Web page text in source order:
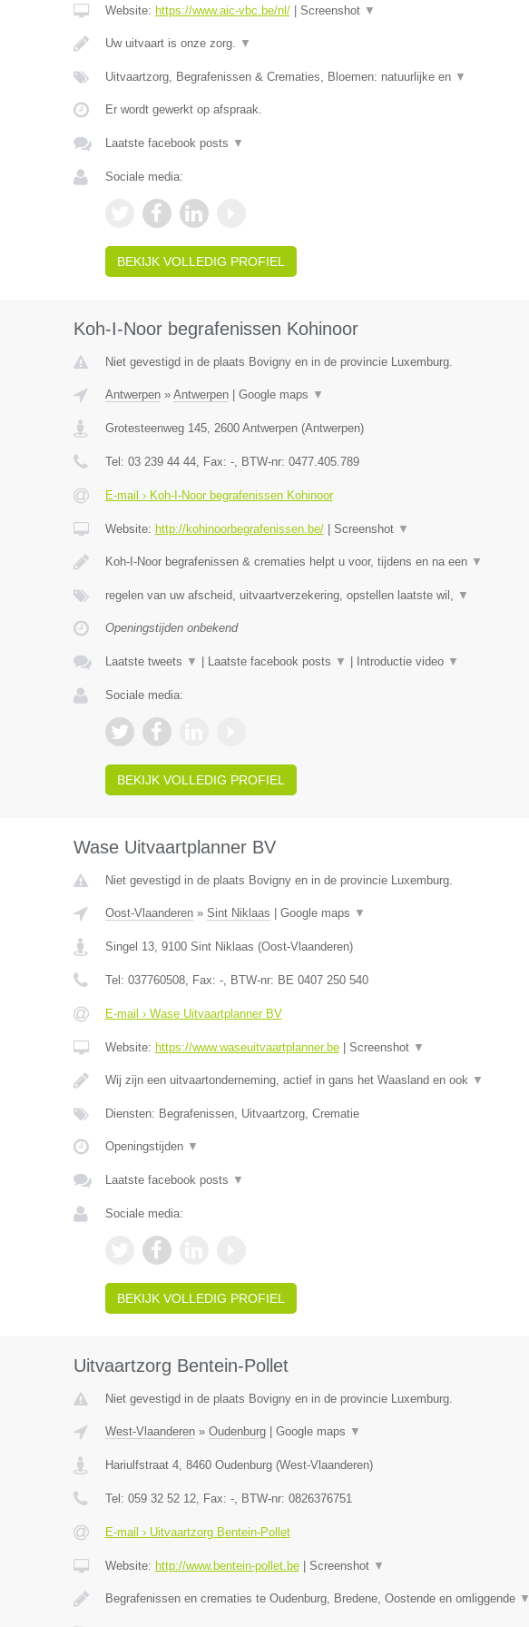
Website: https://www.aic-vbc.be/nl/| Screenshot ▼
Uw uitvaart is onze zorg. ▼
Uitvaartzorg, Begrafenissen & Crematies, Bloemen: natuurlijke en ▼
Er wordt gewerkt op afspraak.
Laatste facebook posts ▼
Sociale media:
BEKIJK VOLLEDIG PROFIEL
Koh-I-Noor begrafenissen Kohinoor
Niet gevestigd in de plaats Bovigny en in de provincie Luxemburg.
Antwerpen» Antwerpen| Google maps ▼
Grotesteenweg 145, 2600 Antwerpen(Antwerpen)
Tel: 03 239 44 44, Fax: -, BTW-nr: 0477.405.789
E-mail › Koh-I-Noor begrafenissen Kohinoor
Website: http://kohinoorbegrafenissen.be/| Screenshot ▼
Koh-I-Noor begrafenissen & crematies helpt u voor, tijdens en na een ▼
regelen van uw afscheid, uitvaartverzekering, opstellen laatste wil, ▼
Openingstijden onbekend
Laatste tweets ▼ Laatste facebook posts ▼ Introductie video ▼
Sociale media:
BEKIJK VOLLEDIG PROFIEL
Wase Uitvaartplanner BV
Niet gevestigd in de plaats Bovigny en in de provincie Luxemburg.
Oost-Vlaanderen» Sint Niklaas Google maps ▼
Singel 13, 9100 Sint Niklaas (Oost-Vlaanderen)
Tel: 037760508, Fax: -, BTW-nr: BE 0407 250 540
E-mail › Wase Uitvaartplanner BV
Website: https://www.waseuitvaartplanner.be| Screenshot ▼
Wij zijn een uitvaartonderneming, actief in gans het Waasland en ook ▼
Diensten: Begrafenissen, Uitvaartzorg, Crematie
Openingstijden ▼
Laatste facebook posts ▼
Sociale media:
BEKIJK VOLLEDIG PROFIEL
Uitvaartzorg Bentein-Pollet
Niet gevestigd in de plaats Bovigny en in de provincie Luxemburg.
West-Vlaanderen» Oudenburg| Google maps ▼
Hariulfstraat 4, 8460 Oudenburg(West-Vlaanderen)
Tel: 059 32 52 12, Fax: -, BTW-nr: 0826376751
E-mail › Uitvaartzorg Bentein-Pollet
Website: http://www.bentein-pollet.be| Screenshot ▼
Begrafenissen en crematies te Oudenburg, Bredene, Oostende en omliggende ▼